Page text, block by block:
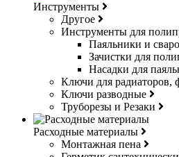
Инструменты
Другое
Инструменты для
Паяльники и
Зачистки для
Насадки для
Ключи для радиаторов,
Ключи разводные
Труборезы и Резаки
Расходные материалы
Монтажная пена